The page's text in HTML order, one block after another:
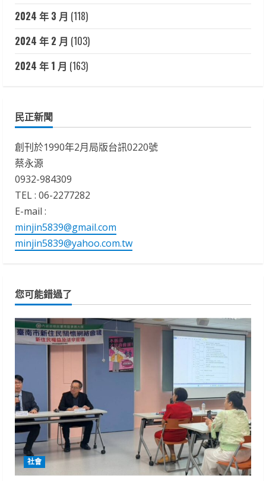
2024 年 3 月 (118)
2024 年 2 月 (103)
2024 年 1 月 (163)
民正新聞
創刊於1990年2月局版台訊0220號
蔡永源
0932-984309
TEL : 06-2277282
E-mail :
minjin5839@gmail.com
minjin5839@yahoo.com.tw
您可能錯過了
社會